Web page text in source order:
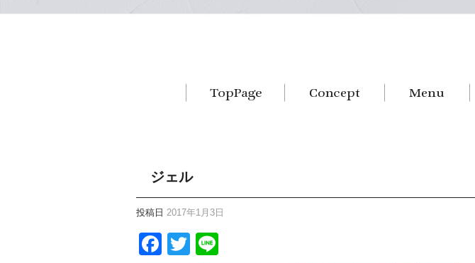
ジェル
投稿日 2017年1月3日
Facebook
Twitter